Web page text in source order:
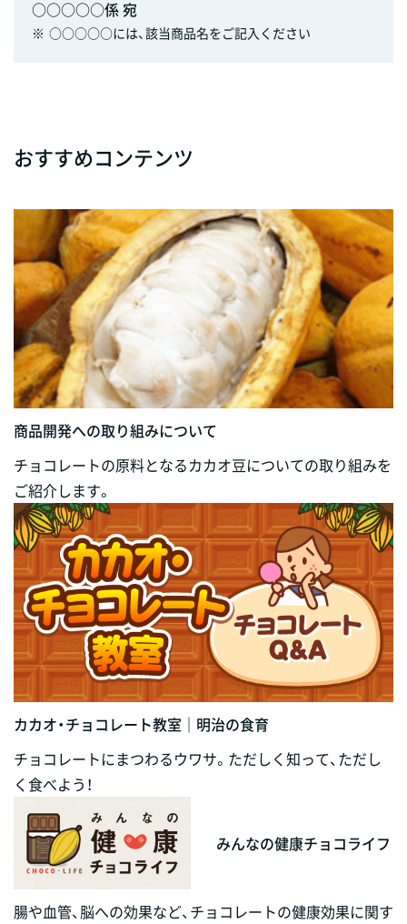
○○○○○係 宛
※ ○○○○○には、該当商品名をご記入ください
おすすめコンテンツ
商品開発への取り組みについて
チョコレートの原料となるカカオ豆についての取り組みを
ご紹介します。
カカオ・チョコレート教室｜明治の食育
チョコレートにまつわるウワサ。ただしく知って、ただし
く食べよう！
みんなの健康チョコライフ
腸や血管、脳への効果など、チョコレートの健康効果に関す